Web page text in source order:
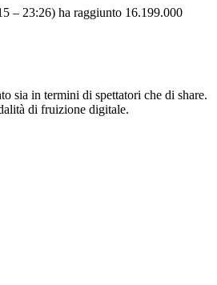
– 23:26) ha raggiunto 16.199.000
sia in termini di spettatori che di share.
di fruizione digitale.